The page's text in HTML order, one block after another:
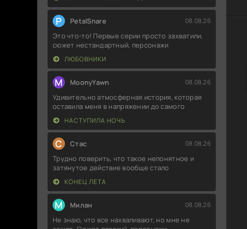
P PetalSnare 08.08.26
Это что-то! Первые серии просто захватили,
сюжет нестандартный, персонажи
ЛЮБОВНИКИ
M MoonyYawn 08.08.26
Удивительно атмосферная история, которая
оставила меня в напряжении до самого
НАСТУПИЛА НОЧЬ
С Стас 08.08.26
Трудно поверить, что такое непонятное и
затянутое действие вообще стало
КОНЕЦ ЛЕТА
М Милан 08.08.26
Не знаю, что все нахваливают, но мне не